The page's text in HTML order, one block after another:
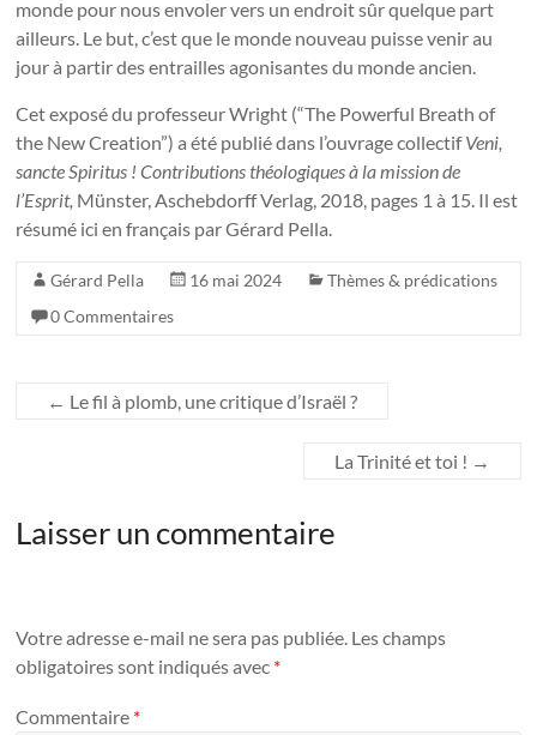
monde pour nous envoler vers un endroit sûr quelque part
ailleurs. Le but, c’est que le monde nouveau puisse venir au
jour à partir des entrailles agonisantes du monde ancien.
Cet exposé du professeur Wright (“The Powerful Breath of
the New Creation”) a été publié dans l’ouvrage collectifVeni,
sancte Spiritus ! Contributions théologiques à la mission de
l’Esprit, Münster, Aschebdorff Verlag, 2018, pages 1 à 15. Il est
résumé ici en français par Gérard Pella.
Gérard Pella 16 mai 2024
Thèmes & prédications
0 Commentaires
← Le fil à plomb, une critique d’Israël ?
La Trinité et toi ! →
Laisser un commentaire
Votre adresse e-mail ne sera pas publiée. Les champs
obligatoires sont indiqués avec *
Commentaire *